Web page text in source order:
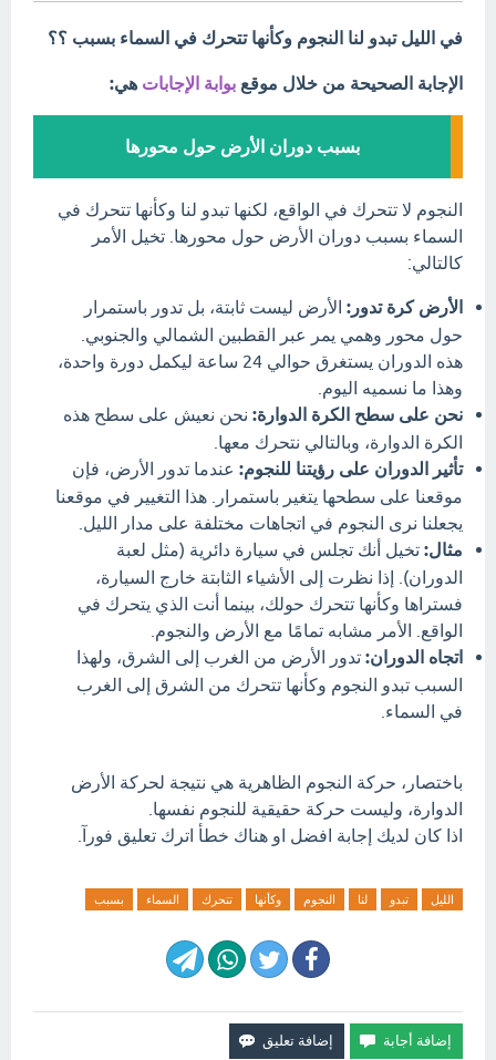
في الليل تبدو لنا النجوم وكأنها تتحرك في السماء بسبب ؟؟
الإجابة الصحيحة من خلال موقع بوابة الإجابات هي:
بسبب دوران الأرض حول محورها
النجوم لا تتحرك في الواقع، لكنها تبدو لنا وكأنها تتحرك في
السماء بسبب دوران الأرض حول محورها. تخيل الأمر
كالتالي:
الأرض كرة تدور: الأرض ليست ثابتة، بل تدور باستمرار
حول محور وهمي يمر عبر القطبين الشمالي والجنوبي.
هذه الدوران يستغرق حوالي 24 ساعة ليكمل دورة واحدة،
وهذا ما نسميه اليوم.
نحن على سطح الكرة الدوارة: نحن نعيش على سطح هذه
الكرة الدوارة، وبالتالي نتحرك معها.
تأثير الدوران على رؤيتنا للنجوم: عندما تدور الأرض، فإن
موقعنا على سطحها يتغير باستمرار. هذا التغيير في موقعنا
يجعلنا نرى النجوم في اتجاهات مختلفة على مدار الليل.
مثال: تخيل أنك تجلس في سيارة دائرية (مثل لعبة
الدوران). إذا نظرت إلى الأشياء الثابتة خارج السيارة،
فستراها وكأنها تتحرك حولك، بينما أنت الذي يتحرك في
الواقع. الأمر مشابه تمامًا مع الأرض والنجوم.
اتجاه الدوران: تدور الأرض من الغرب إلى الشرق، ولهذا
السبب تبدو النجوم وكأنها تتحرك من الشرق إلى الغرب
في السماء.
باختصار، حركة النجوم الظاهرية هي نتيجة لحركة الأرض
الدوارة، وليست حركة حقيقية للنجوم نفسها.
اذا كان لديك إجابة افضل او هناك خطأ اترك تعليق فورآ.
الليل تبدو لنا النجوم وكأنها تتحرك السماء بسبب